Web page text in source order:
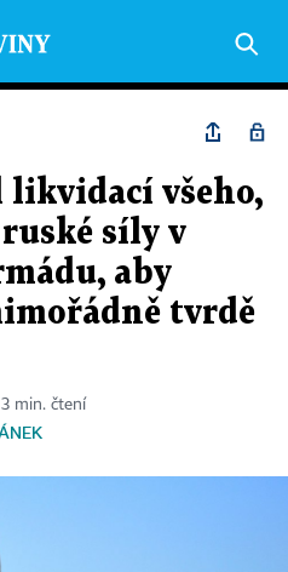
všeho,
síly v
aby
tvrdě
3 min. čtení